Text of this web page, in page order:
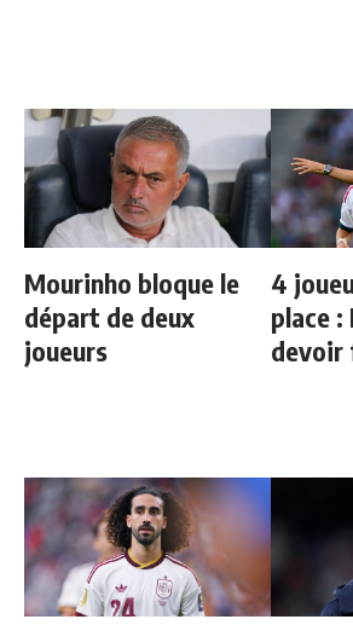
Mourinho bloque le
départ de deux
joueurs
4
place :
devoir